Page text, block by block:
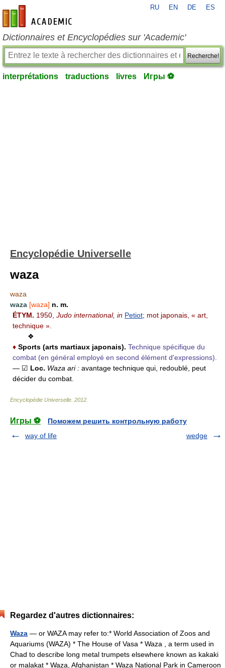
fr-academic.com
RU EN DE ES
Dictionnaires et Encyclopédies sur 'Academic'
Recherche!
interprétations traductions livres Игры ⚽
Encyclopédie Universelle
waza
waza
waza [waza] n. m.
ÉTYM. 1950, Judo international, in Petiot; mot japonais, « art,
technique ».
❖
♦ Sports (arts martiaux japonais). Technique spécifique du
combat (en général employé en second élément d'expressions).
— ☑ Loc. Waza ari : avantage technique qui, redoublé, peut
décider du combat.
Encyclopédie Universelle 2012
Игры ⚽
Поможем решить контрольную работу
way of life
wedge
Regardez d'autres dictionnaires:
Waza — or WAZA may refer to:* World Association of Zoos and
Aquariums (WAZA) * The House of Vasa * Waza , a term used in
Chad to describe long metal trumpets elsewhere known as kakaki
or malakat * Waza, Afghanistan * Waza National Park in Cameroon